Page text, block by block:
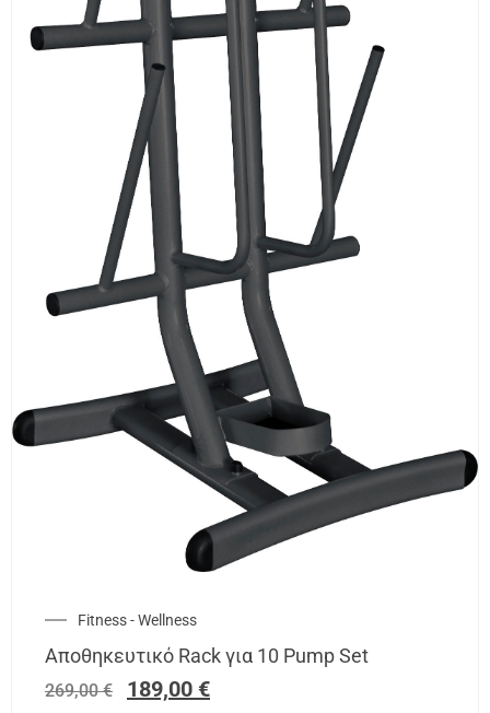
Fitness - Wellness
Αποθηκευτικό Rack για 10 Pump Set
269,00€ 189,00 €